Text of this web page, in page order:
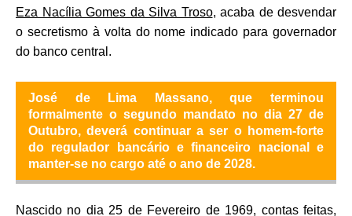
Eza Nacília Gomes da Silva Troso, acaba de desvendar
o secretismo à volta do nome indicado para governador
do banco central.
José de Lima Massano, que terminou
formalmente o segundo mandato no dia 27 de
Outubro, deverá continuar a ser o homem-forte
do regulador bancário e financeiro nacional e
manter-se no cargo até o ano de 2028.
Nascido no dia 25 de Fevereiro de 1969, contas feitas,